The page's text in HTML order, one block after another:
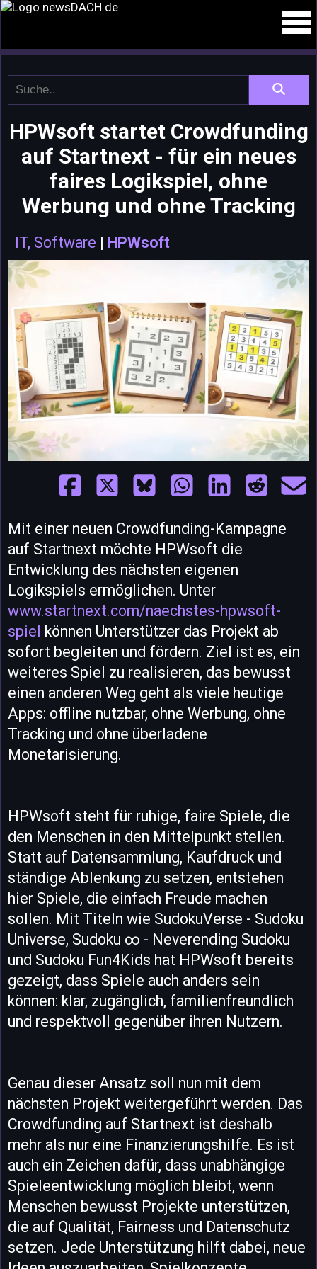
HPWsoft startet Crowdfunding
auf Startnext - für ein neues
faires Logikspiel, ohne
Werbung und ohne Tracking
IT, Software | HPWsoft
Mit einer neuen Crowdfunding-Kampagne
auf Startnext möchte HPWsoft die
Entwicklung des nächsten eigenen
Logikspiels ermöglichen. Unter
www.startnext.com/naechstes-hpwsoft-
spiel können Unterstützer das Projekt ab
sofort begleiten und fördern. Ziel ist es, ein
weiteres Spiel zu realisieren, das bewusst
einen anderen Weg geht als viele heutige
Apps: offline nutzbar, ohne Werbung, ohne
Tracking und ohne überladene
Monetarisierung.
HPWsoft steht für ruhige, faire Spiele, die
den Menschen in den Mittelpunkt stellen.
Statt auf Datensammlung, Kaufdruck und
ständige Ablenkung zu setzen, entstehen
hier Spiele, die einfach Freude machen
sollen. Mit Titeln wie SudokuVerse - Sudoku
Universe, Sudoku ∞ - Neverending Sudoku
und Sudoku Fun4Kids hat HPWsoft bereits
gezeigt, dass Spiele auch anders sein
können: klar, zugänglich, familienfreundlich
und respektvoll gegenüber ihren Nutzern.
Genau dieser Ansatz soll nun mit dem
nächsten Projekt weitergeführt werden. Das
Crowdfunding auf Startnext ist deshalb
mehr als nur eine Finanzierungshilfe. Es ist
auch ein Zeichen dafür, dass unabhängige
Spieleentwicklung möglich bleibt, wenn
Menschen bewusst Projekte unterstützen,
die auf Qualität, Fairness und Datenschutz
setzen. Jede Unterstützung hilft dabei, neue